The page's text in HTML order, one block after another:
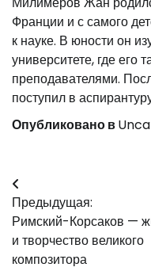
Франции и с самого
к науке. В юности он
университете, где его
преподавателями.
поступил в
Опубликовано в
Навигация
по
записям
Предыдущая:
Римский-Корсаков —
и творчество великого
композитора